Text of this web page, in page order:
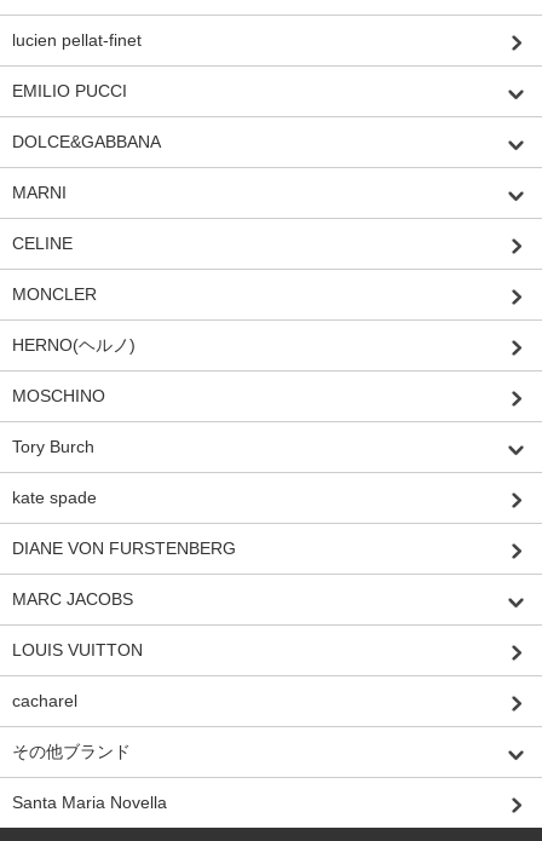
lucien pellat-finet
EMILIO PUCCI
DOLCE&GABBANA
MARNI
CELINE
MONCLER
HERNO(ヘルノ)
MOSCHINO
Tory Burch
kate spade
DIANE VON FURSTENBERG
MARC JACOBS
LOUIS VUITTON
cacharel
その他ブランド
Santa Maria Novella